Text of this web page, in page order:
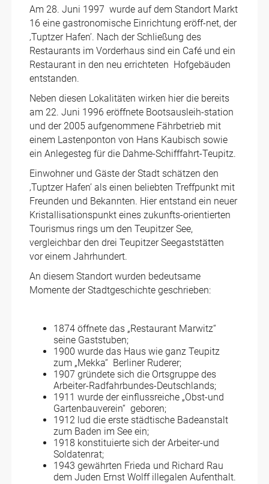
Am 28. Juni 1997 wurde auf dem Standort Markt
16 eine gastronomische Einrichtung eröff-net, der
‚Tuptzer Hafen’. Nach der Schließung des
Restaurants im Vorderhaus sind ein Café und ein
Restaurant in den neu errichteten Hofgebäuden
entstanden.
Neben diesen Lokalitäten wirken hier die bereits
am 22. Juni 1996 eröffnete Bootsausleih-station
und der 2005 aufgenommene Fährbetrieb mit
einem Lastenponton von Hans Kaubisch sowie
ein Anlegesteg für die Dahme-Schifffahrt-Teupitz.
Einwohner und Gäste der Stadt schätzen den
‚Tuptzer Hafen’ als einen beliebten Treffpunkt mit
Freunden und Bekannten. Hier entstand ein neuer
Kristallisationspunkt eines zukunfts-orientierten
Tourismus rings um den Teupitzer See,
vergleichbar den drei Teupitzer Seegaststätten
vor einem Jahrhundert.
An diesem Standort wurden bedeutsame
Momente der Stadtgeschichte geschrieben:
1874 öffnete das „Restaurant Marwitz“
seine Gaststuben;
1900 wurde das Haus wie ganz Teupitz
zum „Mekka“ Berliner Ruderer;
1907 gründete sich die Ortsgruppe des
Arbeiter-Radfahrbundes-Deutschlands;
1911 wurde der einflussreiche „Obst-und
Gartenbauverein“ geboren;
1912 lud die erste städtische Badeanstalt
zum Baden im See ein;
1918 konstituierte sich der Arbeiter-und
Soldatenrat;
1943 gewährten Frieda und Richard Rau
dem Juden Ernst Wolff illegalen Aufenthalt.